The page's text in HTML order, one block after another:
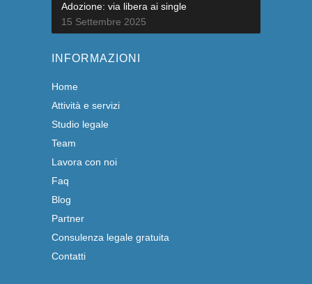
Adozione: via libera ai single
15 Settembre 2025
INFORMAZIONI
Home
Attività e servizi
Studio legale
Team
Lavora con noi
Faq
Blog
Partner
Consulenza legale gratuita
Contatti